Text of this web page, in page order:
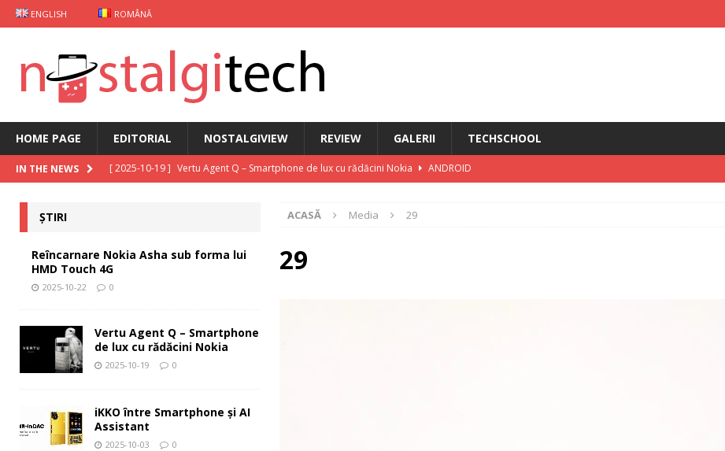
ENGLISH ROMÂNĂ
HOME PAGE EDITORIAL NOSTALGIVIEW REVIEW GALERII TECHSCHOOL
IN THE NEWS [ 2025-10-19 ] Vertu Agent Q – Smartphone de lux cu rădăcini Nokia
ANDROID
[ 2025-09-29 ]
Carcasă de gaming pentru Xiaomi
[ 2025-10-22 ]
ACASĂ Media 29
29
ȘTIRI
Reîncarnare Nokia Asha sub forma lui
HMD Touch 4G
2025-10-22 0
Vertu Agent Q – Smartphone
de lux cu rădăcini Nokia
2025-10-19 0
iKKO între Smartphone și AI
Assistant
2025-10-03 0